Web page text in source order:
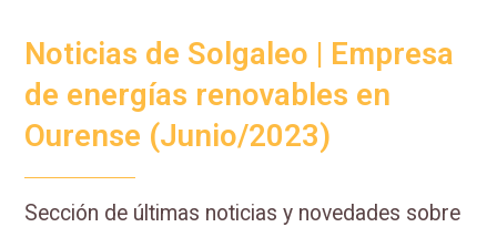
Noticias de Solgaleo | Empresa
de energías renovables en
Ourense (Junio/2023)
Sección de últimas noticias y novedades sobre